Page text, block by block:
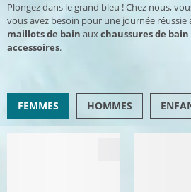
Plongez dans le grand bleu ! Chez nous,
vous avez besoin pour une journée réussie
maillots de bain auxchaussures de bain
accessoires.
FEMMES HOMMES